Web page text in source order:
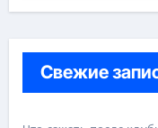
Свежие